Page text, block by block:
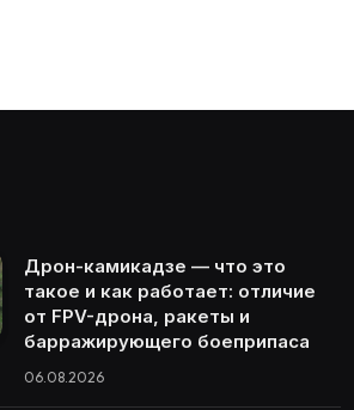
Дрон-камикадзе — что это
такое и как работает: отличие
от FPV-дрона, ракеты и
барражирующего боеприпаса
06.08.2026